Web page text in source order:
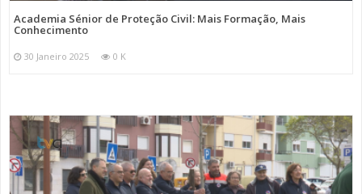
Academia Sénior de Proteção Civil: Mais Formação, Mais
Conhecimento
30 Janeiro 2025 0 K